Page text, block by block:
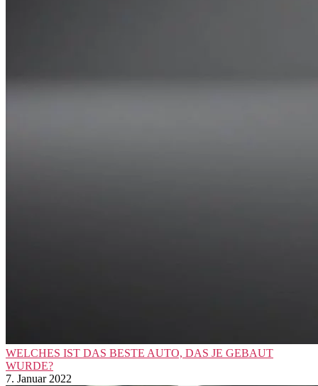
WELCHES IST DAS BESTE AUTO, DAS JE GEBAUT
WURDE?
7. Januar 2022